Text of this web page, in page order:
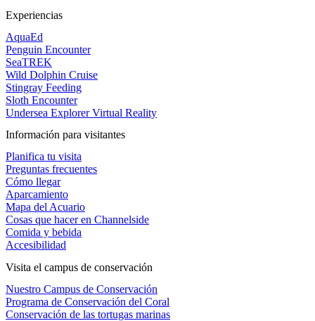
Experiencias
AquaEd
Penguin Encounter
SeaTREK
Wild Dolphin Cruise
Stingray Feeding
Sloth Encounter
Undersea Explorer Virtual Reality
Información para visitantes
Planifica tu visita
Preguntas frecuentes
Cómo llegar
Aparcamiento
Mapa del Acuario
Cosas que hacer en Channelside
Comida y bebida
Accesibilidad
Visita el campus de conservación
Nuestro Campus de Conservación
Programa de Conservación del Coral
Conservación de las tortugas marinas